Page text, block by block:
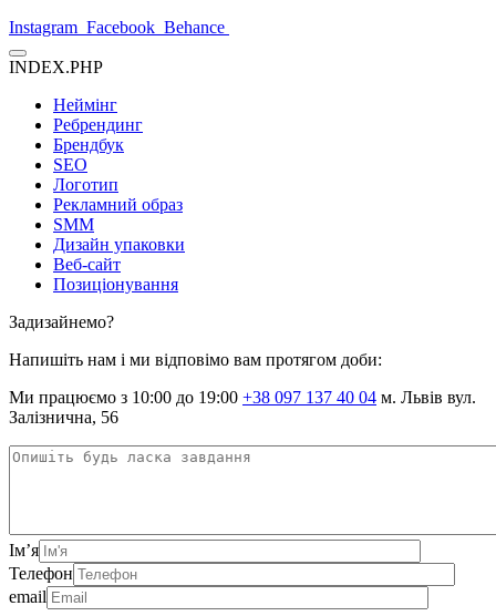
Instagram Facebook Behance
INDEX.PHP
Неймінг
Ребрендинг
Брендбук
SEO
Логотип
Рекламний образ
SMM
Дизайн упаковки
Веб-сайт
Позиціонування
Задизайнемо?
Напишіть нам і ми відповімо вам протягом доби:
Ми працюємо з 10:00 до 19:00 +38 097 137 40 04 м. Львів вул.
Залізнична, 56
Ім’я
Телефон
email